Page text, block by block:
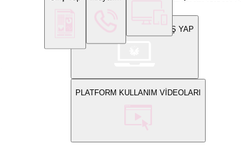
WEB PLATFORMUNA GİRİŞ YAP
PLATFORM KULLANIM VİDEOLARI